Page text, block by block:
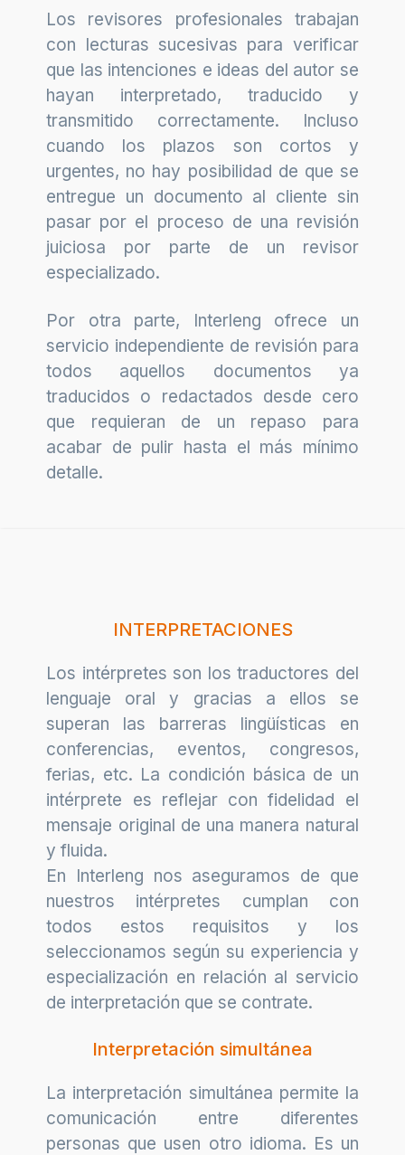
Los revisores profesionales trabajan
con lecturas sucesivas para verificar
que las intenciones e ideas del autor se
hayan interpretado, traducido y
transmitido correctamente. Incluso
cuando los plazos son cortos y
urgentes, no hay posibilidad de que se
entregue un documento al cliente sin
pasar por el proceso de una revisión
juiciosa por parte de un revisor
especializado.
Por otra parte, Interleng ofrece un
servicio independiente de revisión para
todos aquellos documentos ya
traducidos o redactados desde cero
que requieran de un repaso para
acabar de pulir hasta el más mínimo
detalle.
INTERPRETACIONES
Los intérpretes son los traductores del
lenguaje oral y gracias a ellos se
superan las barreras lingüísticas en
conferencias, eventos, congresos,
ferias, etc. La condición básica de un
intérprete es reflejar con fidelidad el
mensaje original de una manera natural
y fluida.
En Interleng nos aseguramos de que
nuestros intérpretes cumplan con
todos estos requisitos y los
seleccionamos según su experiencia y
especialización en relación al servicio
de interpretación que se contrate.
Interpretación simultánea
La interpretación simultánea permite la
comunicación entre diferentes
personas que usen otro idioma. Es un